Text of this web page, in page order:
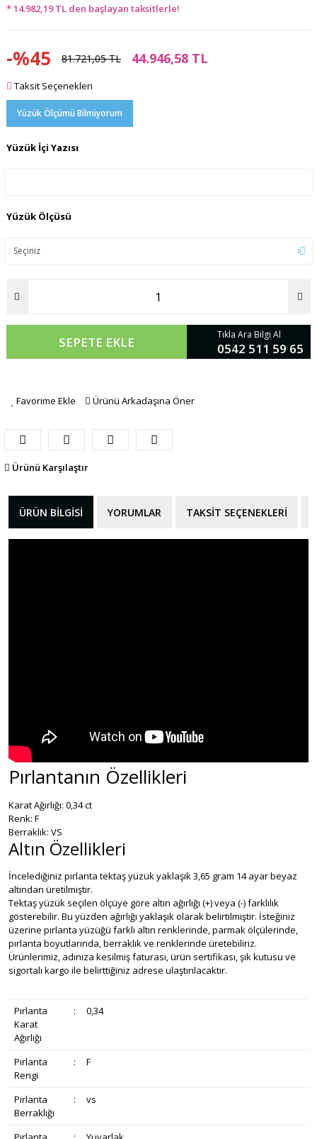
* 14.982,19 TL den başlayan taksitlerle!
-%45 81.721,05 TL 44.946,58 TL
Taksit Seçenekleri
Yüzük Ölçümü Bilmiyorum
Yüzük İçi Yazısı
Yüzük Ölçüsü
SEPETE EKLE Tıkla Ara Bilgi Al
0542 511 59 65
Favorime Ekle Ürünü Arkadaşına Öner
Ürünü Karşılaştır
ÜRÜN BILGISI YORUMLAR TAKSIT SEÇENEKLERI
Pırlantanın Özellikleri
Karat Ağırlığı: 0,34 ct
Renk: F
Berraklık: VS
Altın Özellikleri
İncelediğiniz pırlanta tektaş yüzük yaklaşık 3,65 gram 14 ayar beyaz
altından üretilmiştir.
Tektaş yüzük seçilen ölçüye göre altın ağırlığı (+) veya (-) farklılık
gösterebilir. Bu yüzden ağırlığı yaklaşık olarak belirtilmiştir. İsteğiniz
üzerine pırlanta yüzüğü farklı altın renklerinde, parmak ölçülerinde,
pırlanta boyutlarında, berraklık ve renklerinde üretebiliriz.
Ürünlerimiz, adınıza kesilmiş faturası, ürün sertifikası, şık kutusu ve
sigortalı kargo ile belirttiğiniz adrese ulaştırılacaktır.
Pırlanta
Karat
Ağırlığı
: 0,34
Pırlanta
Rengi
: F
Pırlanta
Berraklığı
: vs